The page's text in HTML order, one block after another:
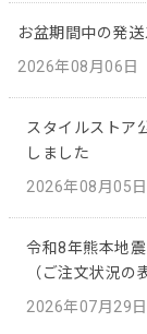
お盆期間中の発
2026年08月06日
スタイルストア
しました
2026年08月05日
令和8年熊本地
（ご注文状況の
2026年07月29日